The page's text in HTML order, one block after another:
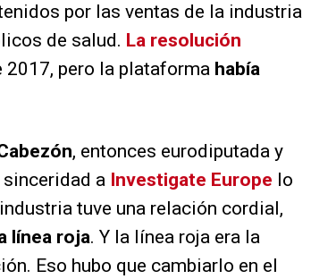
por las ventas de la industria
de salud. La resolución
2017, pero la plataforma había
, entonces eurodiputada y
a Investigate Europe lo
tuve una relación cordial,
línea roja. Y la línea roja era la
Eso hubo que cambiarlo en el